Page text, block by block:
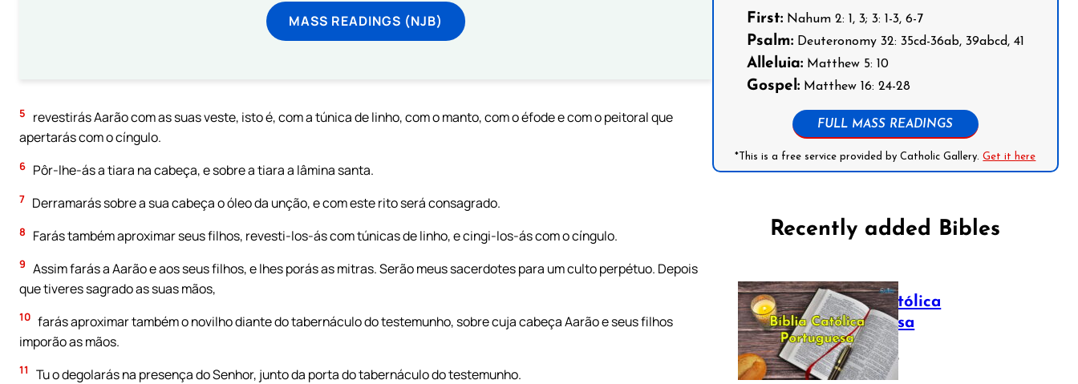
MASS READINGS (NJB)
5
revestirás Aarão com as suas veste, isto é, com a túnica de linho, com o manto, com o éfode e com o peitoral que
apertarás com o cíngulo.
6 Pôr-lhe-ás a tiara na cabeça, e sobre a tiara a lâmina santa.
7 Derramarás sobre a sua cabeça o óleo da unção, e com este rito será consagrado.
8 Farás também aproximar seus filhos, revesti-los-ás com túnicas de linho, e cingi-los-ás com o cíngulo.
9 Assim farás a Aarão e aos seus filhos, e lhes porás as mitras. Serão meus sacerdotes para um culto perpétuo. Depois
que tiveres sagrado as suas mãos,
10 farás aproximar também o novilho diante do tabernáculo do testemunho, sobre cuja cabeça Aarão e seus filhos
imporão as mãos.
11 Tu o degolarás na presença do Senhor, junto da porta do tabernáculo do testemunho.
First:Nahum 2: 1, 3; 3: 1-3, 6-7
Psalm:Deuteronomy 32: 35cd-36ab, 39abcd, 41
Alleluia:Matthew 5: 10
Gospel:Matthew 16: 24-28
FULL MASS READINGS
*This is a free service provided by Catholic Gallery.Get it here
Recently added Bibles
Bíblia Católica
Portuguesa
July 16, 2025